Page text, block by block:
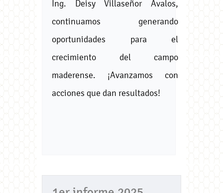
Ing. Deisy Villaseñor Avalos,
continuamos generando
oportunidades para el
crecimiento del campo
maderense. ¡Avanzamos con
acciones que dan resultados!